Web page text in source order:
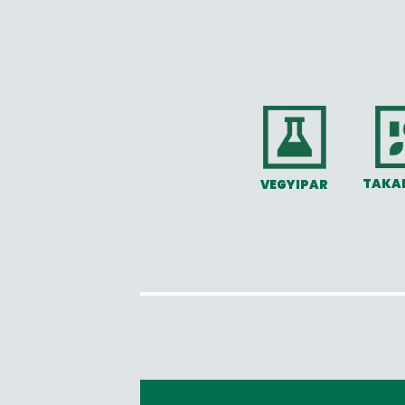
VEGYIPAR